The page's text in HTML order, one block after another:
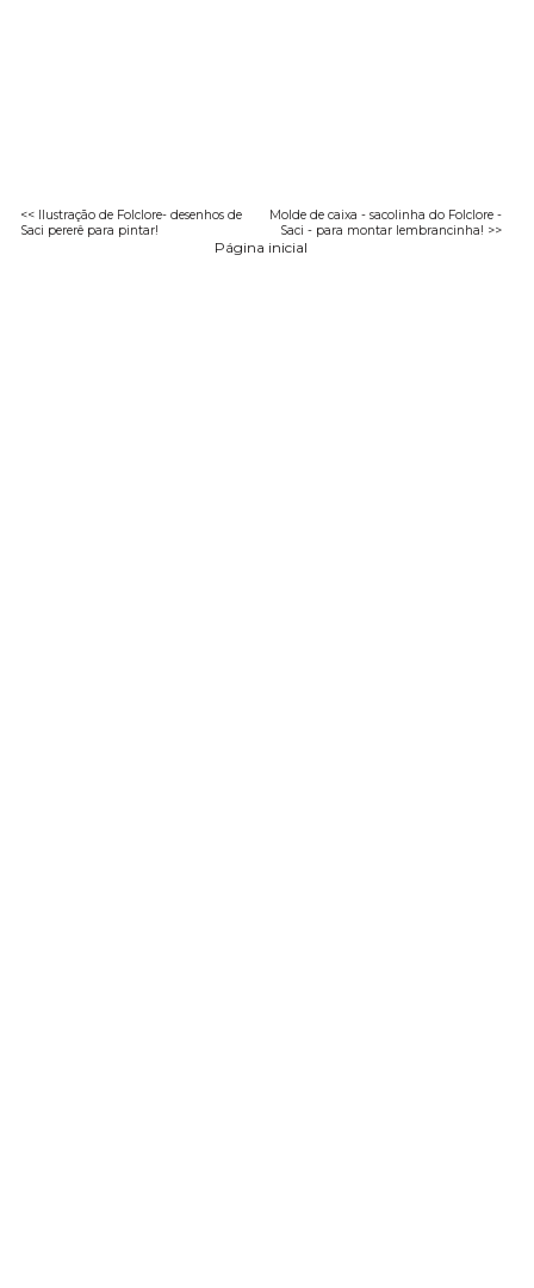
<< Ilustração de Folclore- desenhos de
Saci pererê para pintar!
Molde de caixa - sacolinha do Folclore -
Saci - para montar lembrancinha! >>
Página inicial